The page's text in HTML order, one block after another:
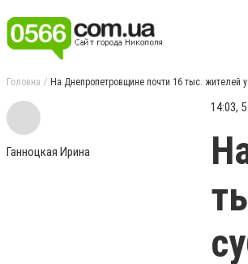
Головна На Днепропетровщине почти 16 тыс. жителей
Ганноцкая Ирина
14:03,